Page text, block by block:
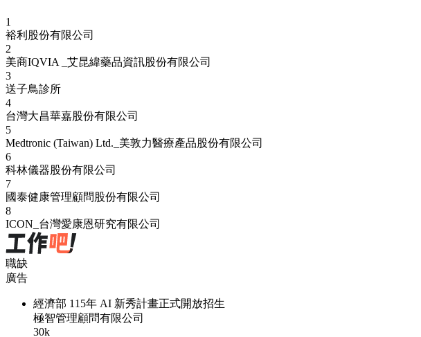
1
裕利股份有限公司
2
美商IQVIA _艾昆緯藥品資訊股份有限公司
3
送子鳥診所
4
台灣大昌華嘉股份有限公司
5
Medtronic (Taiwan) Ltd._美敦力醫療產品股份有限公司
6
科林儀器股份有限公司
7
國泰健康管理顧問股份有限公司
8
ICON_台灣愛康恩研究有限公司
職缺
廣告
經濟部 115年 AI 新秀計畫正式開放招生
極智管理顧問有限公司
30k